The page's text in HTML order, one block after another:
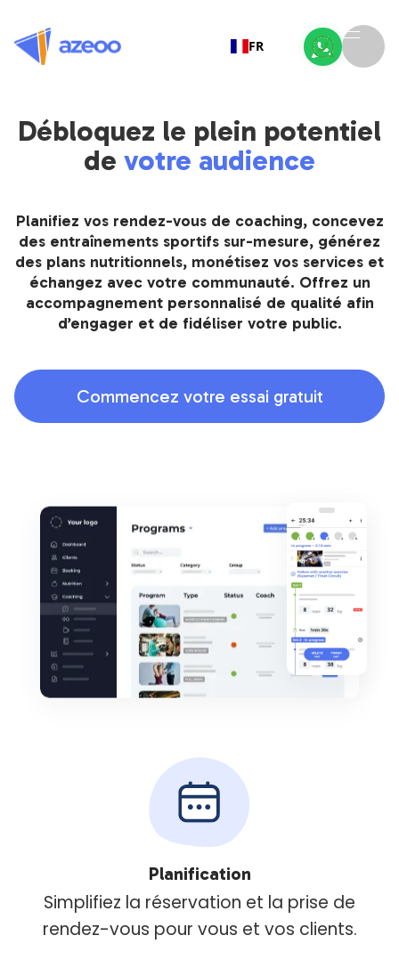
FR
Débloquez le plein potentiel
de votre audience
Planifiez vos rendez-vous de coaching, concevez
des entraînements sportifs sur-mesure, générez
des plans nutritionnels, monétisez vos services et
échangez avec votre communauté. Offrez un
accompagnement personnalisé de qualité afin
d’engager et de fidéliser votre public.
Commencez votre essai gratuit
Planification
Simplifiez la réservation et la prise de
rendez-vous pour vous et vos clients.